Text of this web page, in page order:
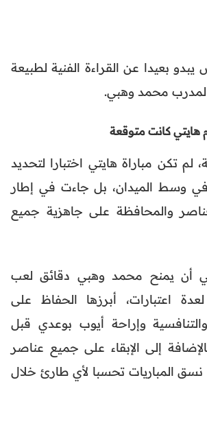
يبدو بعيدا عن القراءة الفنية لطبيعة
المدرب محمد وهبي.
هايتي كانت متوقعة
لم تكن مباراة هايتي اختبارا لتحديد
في وسط الميدان، بل جاءت في إطار
والمحافظة على جاهزية جميع
أن يمنح محمد وهبي دقائق لعب
اعتبارات، أبرزها الحفاظ على
والتنافسية وإراحة أيوب بوعدي قبل
إلى الإبقاء على جميع عناصر
المباريات تحسبا لأي طارئ خلال